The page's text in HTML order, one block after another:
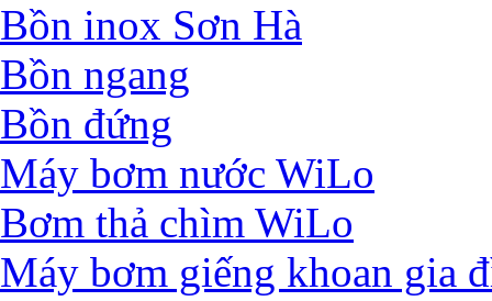
Bồn inox Sơn Hà
Bồn ngang
Bồn đứng
Máy bơm nước WiLo
Bơm thả chìm WiLo
Máy bơm giếng khoan gia